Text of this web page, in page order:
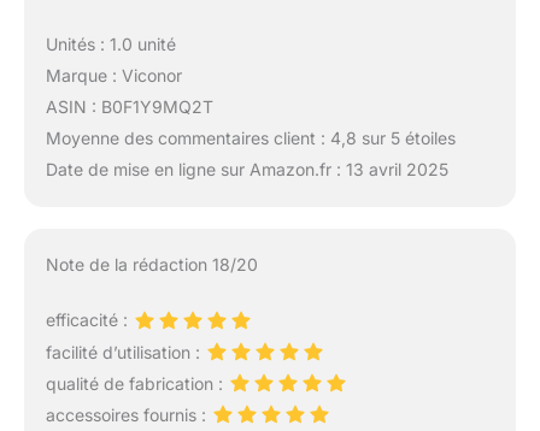
Unités : 1.0 unité
Marque : Viconor
ASIN : B0F1Y9MQ2T
Moyenne des commentaires client : 4,8 sur 5 étoiles
Date de mise en ligne sur Amazon.fr : 13 avril 2025
Note de la rédaction 18/20
efficacité :
facilité d’utilisation :
qualité de fabrication :
accessoires fournis :